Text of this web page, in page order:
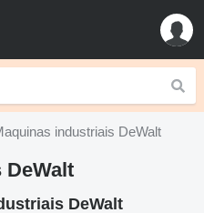
industriais DeWalt
DeWalt